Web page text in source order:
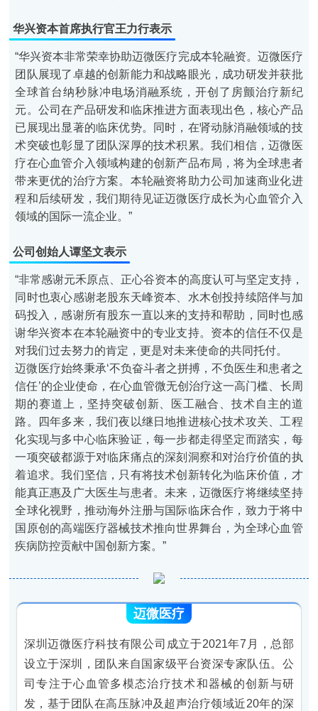
华兴资本首席执行官王力行表示
“华兴资本非常荣幸协助迈微医疗完成本轮融资。迈微医疗
团队展现了卓越的创新能力和战略眼光，成功研发并获批
全球首台纳秒脉冲电场消融系统，开创了房颤治疗新纪
元。公司在产品研发和临床推进方面表现出色，核心产品
已展现出显著的临床优势。同时，在肾动脉消融领域的技
术突破也彰显了团队深厚的技术积累。我们相信，迈微医
疗在心血管介入领域构建的创新产品布局，将为全球患者
带来更优的治疗方案。本轮融资将助力公司加速商业化进
程和后续研发，我们期待见证迈微医疗成长为心血管介入
领域的国际一流企业。”
公司创始人谭坚文表示
“非常感谢元禾原点、正心谷资本的高度认可与坚定支持，
同时也衷心感谢老股东天峰资本、水木创投持续陪伴与加
码投入，感谢所有股东一直以来的支持和帮助，同时也感
谢华兴资本在本轮融资中的专业支持。资本的信任不仅是
对我们过去努力的肯定，更是对未来使命的共同托付。
迈微医疗始终秉承‘不负奋斗者之拼搏，不负医生和患者之
信任’的企业使命，在心血管微无创治疗这一高门槛、长周
期的赛道上，坚持突破创新、医工融合、技术自主的道
路。四年多来，我们夜以继日地推进核心技术攻关、工程
化实现与多中心临床验证，每一步都走得坚定而踏实，每
一项突破都源于对临床痛点的深刻洞察和对治疗价值的执
着追求。我们坚信，只有将技术创新转化为临床价值，才
能真正惠及广大医生与患者。未来，迈微医疗将继续坚持
全球化视野，推动海外注册与国际临床合作，致力于将中
国原创的高端医疗器械技术推向世界舞台，为全球心血管
疾病防控贡献中国创新方案。”
迈微医疗
深圳迈微医疗科技有限公司成立于2021年7月，总部
设立于深圳，团队来自国家级平台资深专家队伍。公
司专注于心血管多模态治疗技术和器械的创新与研
发，基于团队在高压脉冲及超声治疗领域近20年的深